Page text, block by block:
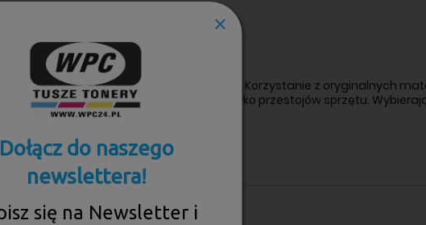
jakość i bezawaryjną pracę drukarki. Korzystanie z oryginalnych
wydajność, a także minimalizuje ryzyko przestojów sprzętu.
na co dzień.
Dołącz do naszego
newslettera!
się na Newsletter i